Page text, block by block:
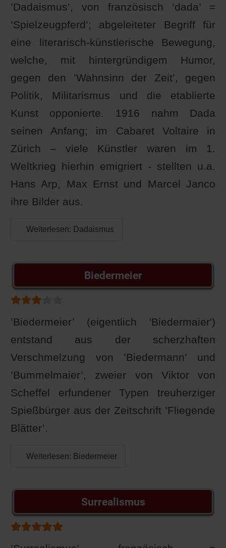
’Dadaismus’, von französisch ’dada’ =
’Spielzeugpferd’; abgeleiteter Begriff für
eine literarisch-künstlerische Bewegung,
welche, mit hintergründigem Humor,
gegen den ’Wahnsinn der Zeit’, gegen
Politik, Militarismus und die etablierte
Kunst opponierte. 1916 nahm Dada
seinen Anfang; im Cabaret Voltaire in
Zürich – viele Künstler waren im 1.
Weltkrieg hierhin emigriert - stellten u.a.
Hans Arp, Max Ernst und Marcel Janco
ihre Bilder aus.
Weiterlesen: Dadaismus
Biedermeier
Bewertung:
’Biedermeier’ (eigentlich 'Biedermaier')
entstand aus der scherzhaften
Verschmelzung von ’Biedermann’ und
’Bummelmaier’, zweier von Viktor von
Scheffel erfundener Typen treuherziger
Spießbürger aus der Zeitschrift ’Fliegende
Blätter’.
Weiterlesen: Biedermeier
Surrealismus
Bewertung: